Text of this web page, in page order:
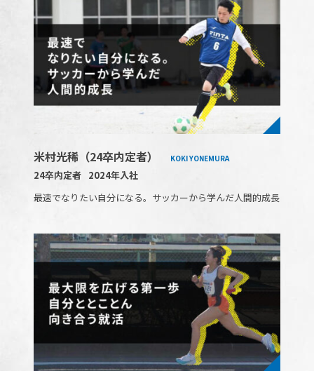
米村光稀（24卒内定者） KOKI YONEMURA
24卒内定者 2024年入社
最速でなりたい自分になる。サッカーから学んだ人間的成長